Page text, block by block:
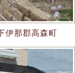
那郡高森町